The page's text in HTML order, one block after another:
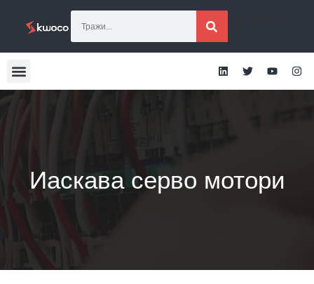
Иаскава серво мотори